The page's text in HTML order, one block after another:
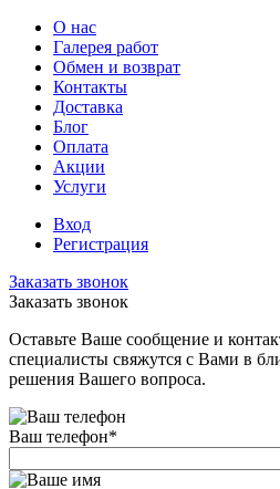
О нас
Галерея работ
Обмен и возврат
Контакты
Доставка
Блог
Оплата
Акции
Услуги
Вход
Регистрация
Заказать звонок
Заказать звонок
Оставьте Ваше сообщение и
специалисты свяжутся с Вами в
решения Вашего вопроса.
Ваш телефон*